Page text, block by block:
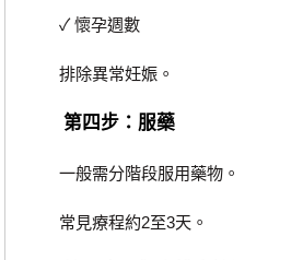
✓ 懷孕週數
排除異常妊娠。
第四步：服藥
一般需分階段服用藥物。
常見療程約2至3天。